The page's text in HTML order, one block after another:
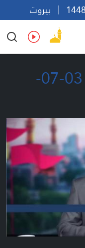
بيروت
Ar En Fr Es
نشرة أخبار 23:30 - 03-07-